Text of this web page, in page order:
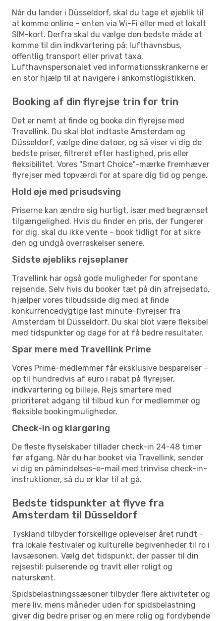
Når du lander i Düsseldorf, skal du tage et øjeblik til
at komme online – enten via Wi-Fi eller med et lokalt
SIM-kort. Derfra skal du vælge den bedste måde at
komme til din indkvartering på: lufthavnsbus,
offentlig transport eller privat taxa.
Lufthavnspersonalet ved informationsskrankerne er
en stor hjælp til at navigere i ankomstlogistikken.
Booking af din flyrejse trin for trin
Det er nemt at finde og booke din flyrejse med
Travellink. Du skal blot indtaste Amsterdam og
Düsseldorf, vælge dine datoer, og så viser vi dig de
bedste priser, filtreret efter hastighed, pris eller
fleksibilitet. Vores "Smart Choice"-mærke fremhæver
flyrejser med topværdi for at spare dig tid og penge.
Hold øje med prisudsving
Priserne kan ændre sig hurtigt, især med begrænset
tilgængelighed. Hvis du finder en pris, der fungerer
for dig, skal du ikke vente – book tidligt for at sikre
den og undgå overraskelser senere.
Sidste øjebliks rejseplaner
Travellink har også gode muligheder for spontane
rejsende. Selv hvis du booker tæt på din afrejsedato,
hjælper vores tilbudsside dig med at finde
konkurrencedygtige last minute-flyrejser fra
Amsterdam til Düsseldorf. Du skal blot være fleksibel
med tidspunkter og dage for at få bedre resultater.
Spar mere med Travellink Prime
Vores Prime-medlemmer får eksklusive besparelser –
op til hundredvis af euro i rabat på flyrejser,
indkvartering og billeje. Rejs smartere med
prioriteret adgang til tilbud kun for medlemmer og
fleksible bookingmuligheder.
Check-in og klargøring
De fleste flyselskaber tillader check-in 24-48 timer
før afgang. Når du har booket via Travellink, sender
vi dig en påmindelses-e-mail med trinvise check-in-
instruktioner, så du er klar til at gå.
Bedste tidspunkter at flyve fra
Amsterdam til Düsseldorf
Tyskland tilbyder forskellige oplevelser året rundt –
fra lokale festivaler og kulturelle begivenheder til ro i
lavsæsonen. Vælg det tidspunkt, der passer til din
rejsestil: pulserende og travlt eller roligt og
naturskønt.
Spidsbelastningssæsoner tilbyder flere aktiviteter og
mere liv, mens måneder uden for spidsbelastning
giver dig bedre priser og en mere rolig og fordybende